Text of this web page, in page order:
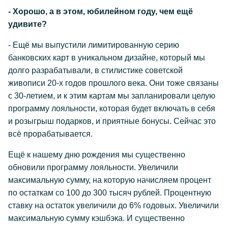
- Хорошо, а в этом, юбилейном году, чем ещё
удивите?
- Ещё мы выпустили лимитированную серию
банковских карт в уникальном дизайне, который мы
долго разрабатывали, в стилистике советской
живописи 20-х годов прошлого века. Они тоже связаны
с 30-летием, и к этим картам мы запланировали целую
программу лояльности, которая будет включать в себя
и розыгрыш подарков, и приятные бонусы. Сейчас это
всё прорабатывается.
Ещё к нашему дню рождения мы существенно
обновили программу лояльности. Увеличили
максимальную сумму, на которую начисляем процент
по остаткам со 100 до 300 тысяч рублей. Процентную
ставку на остаток увеличили до 6% годовых. Увеличили
максимальную сумму кэшбэка. И существенно